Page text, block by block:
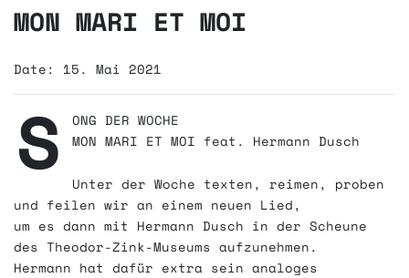
DATENSCHUTZERKLÄRUNG
WADI DANKT SEHR!
Künstlerwerkgemeinschaft…
MON MARI ET MOI
Date: 15. Mai 2021
S
ONG DER WOCHE
MON MARI ET MOI feat. Hermann Dusch
Unter der Woche texten, reimen, proben
und feilen wir an einem neuen Lied,
um es dann mit Hermann Dusch in der Scheune
des Theodor-Zink-Museums aufzunehmen.
Hermann hat dafür extra sein analoges